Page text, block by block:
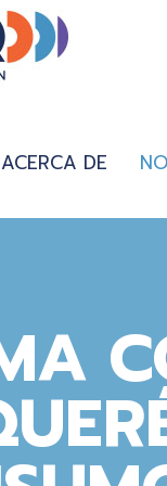
ACERCA DE